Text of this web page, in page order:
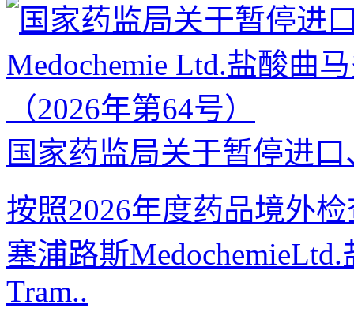
国家药监局关于暂停进口
按照2026年度药品境外
塞浦路斯
Tram..